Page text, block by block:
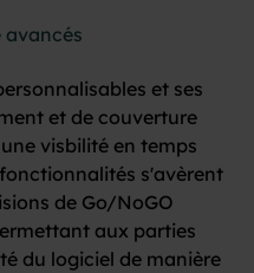
et ses
et de couverture
visbilité en temps
s'avèrent
de Go/NoGO
aux parties
du logiciel de manière